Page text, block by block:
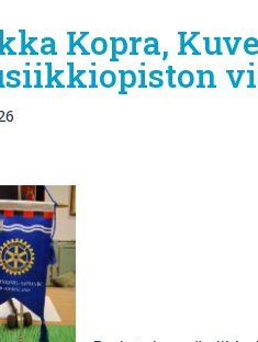
Kopra,